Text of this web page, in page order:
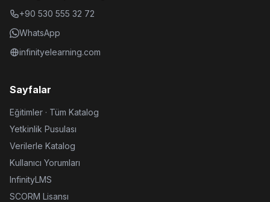
+90 530 555 32 72
WhatsApp
infinityelearning.com
Sayfalar
Eğitimler · Tüm Katalog
Yetkinlik Pusulası
Verilerle Katalog
Kullanıcı Yorumları
InfinityLMS
SCORM Lisansı